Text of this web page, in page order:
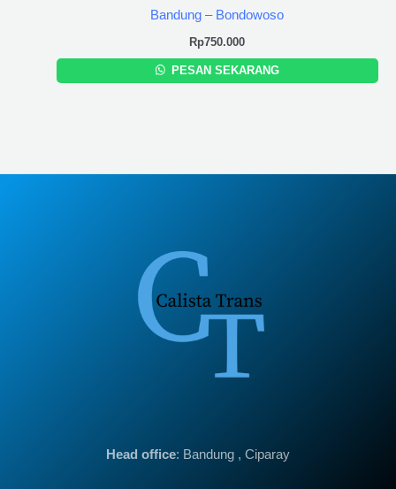
Bandung – Bondowoso
Rp750.000
PESAN SEKARANG
Head office: Bandung , Ciparay